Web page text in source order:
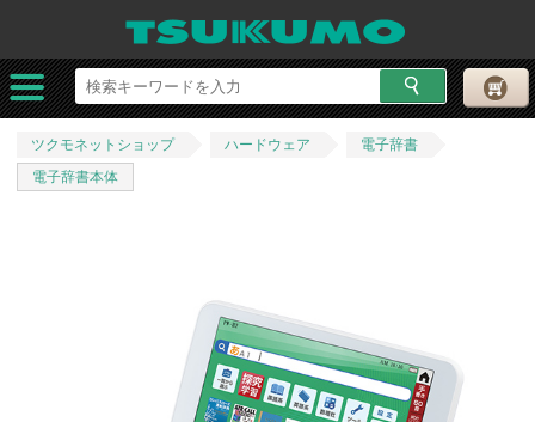
ツクモネットショップ ハードウェア
電子辞書
電子辞書本体